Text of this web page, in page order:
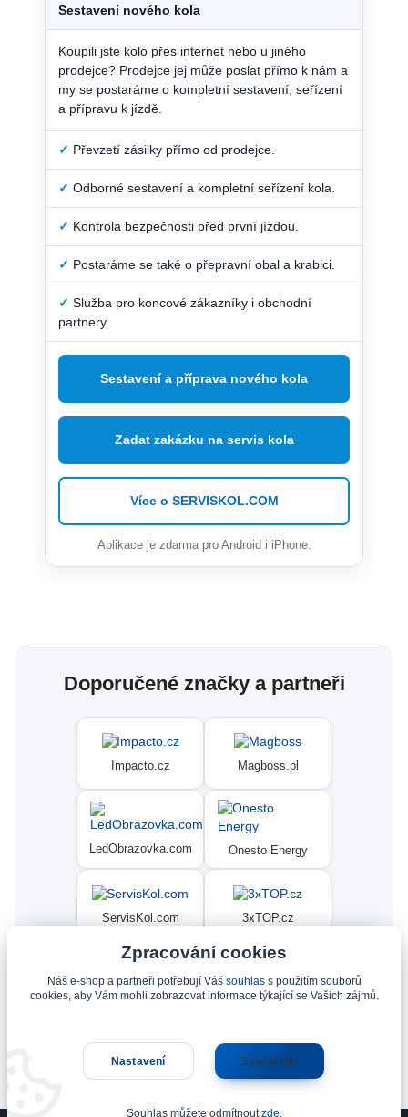
Sestavení nového kola
Koupili jste kolo přes internet nebo u jiného
prodejce? Prodejce jej může poslat přímo k nám a
my se postaráme o kompletní sestavení, seřízení
a přípravu k jízdě.
✓ Převzetí zásilky přímo od prodejce.
✓ Odborné sestavení a kompletní seřízení kola.
✓ Kontrola bezpečnosti před první jízdou.
✓ Postaráme se také o přepravní obal a krabici.
✓ Služba pro koncové zákazníky i obchodní
partnery.
Sestavení a příprava nového kola
Zadat zakázku na servis kola
Více o SERVISKOL.COM
Aplikace je zdarma pro Android i iPhone.
Doporučené značky a partneři
Impacto.cz Magboss.pl
LedObrazovka.com Onesto Energy
ServisKol.com 3xTOP.cz
Condat Ninex.cz
Zpracování cookies
Náš e-shop a partneři potřebují Váš souhlass použitím souborů
cookies, aby Vám mohli zobrazovat informace týkající se Vašich zájmů.
Nastavení Souhlasím
Souhlas můžete odmítnoutzde